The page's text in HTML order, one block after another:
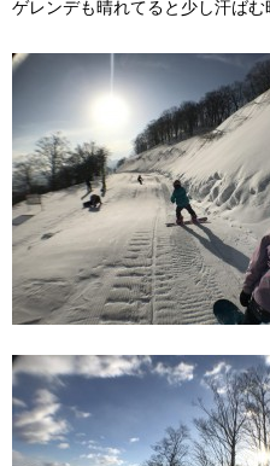
ゲレンデも晴れてると少し汗ばむ